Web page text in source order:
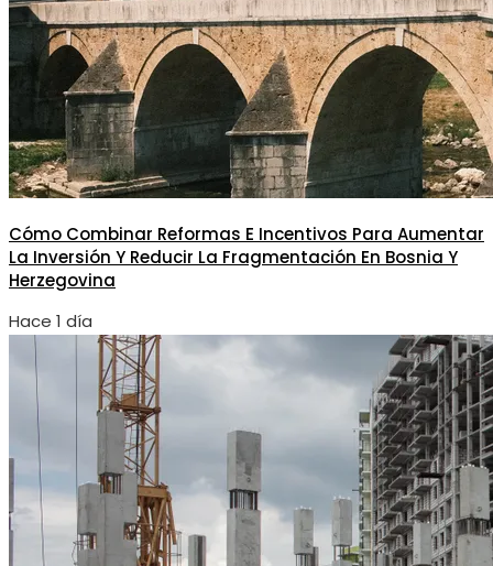
Cómo Combinar Reformas E Incentivos Para Aumentar
La Inversión Y Reducir La Fragmentación En Bosnia Y
Herzegovina
Hace 1 día